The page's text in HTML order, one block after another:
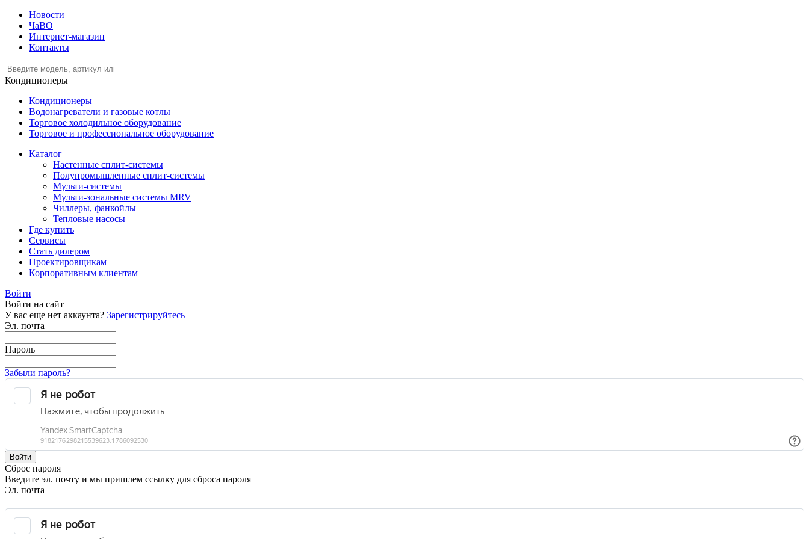
Новости
ЧаВО
Интернет-магазин
Контакты
Кондиционеры
Кондиционеры
Водонагреватели и газовые котлы
Торговое холодильное оборудование
Торговое и профессиональное оборудование
Каталог
Настенные сплит-системы
Полупромышленные сплит-системы
Мульти-системы
Мульти-зональные системы MRV
Чиллеры, фанкойлы
Тепловые насосы
Где купить
Сервисы
Стать дилером
Проектировщикам
Корпоративным клиентам
Войти
Войти на сайт
У вас еще нет аккаунта? Зарегистрируйтесь
Эл. почта
Пароль
Забыли пароль?
Войти
Сброс пароля
Введите эл. почту и мы пришлем ссылку для сброса пароля
Эл. почта